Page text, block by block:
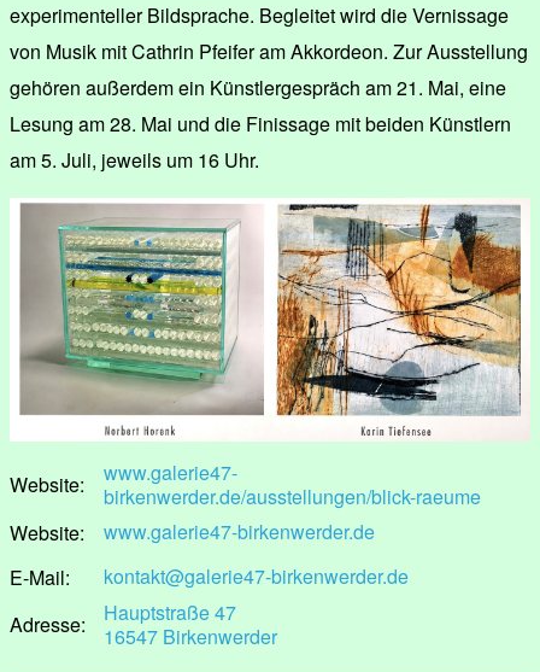
experimenteller Bildsprache. Begleitet wird die Vernissage
von Musik mit Cathrin Pfeifer am Akkordeon. Zur Ausstellung
gehören außerdem ein Künstlergespräch am 21. Mai, eine
Lesung am 28. Mai und die Finissage mit beiden Künstlern
am 5. Juli, jeweils um 16 Uhr.
Website:
www.galerie47-
birkenwerder.de/ausstellungen/blick-raeume
Website:
www.galerie47-birkenwerder.de
E-Mail:
kontakt@galerie47-birkenwerder.de
Adresse:
Hauptstraße 47
16547 Birkenwerder